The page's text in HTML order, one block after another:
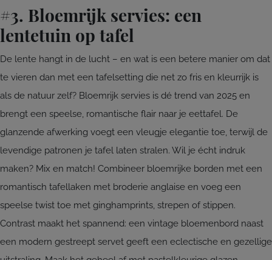
#3. Bloemrijk servies: een
lentetuin op tafel
De lente hangt in de lucht – en wat is een betere manier om dat
te vieren dan met een tafelsetting die net zo fris en kleurrijk is
als de natuur zelf? Bloemrijk servies is dé trend van 2025 en
brengt een speelse, romantische flair naar je eettafel. De
glanzende afwerking voegt een vleugje elegantie toe, terwijl de
levendige patronen je tafel laten stralen. Wil je écht indruk
maken? Mix en match! Combineer bloemrijke borden met een
romantisch tafellaken met broderie anglaise en voeg een
speelse twist toe met ginghamprints, strepen of stippen.
Contrast maakt het spannend: een vintage bloemenbord naast
een modern gestreept servet geeft een eclectische en gezellige